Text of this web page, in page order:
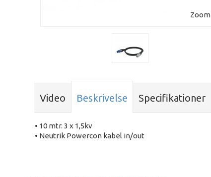
Zoom
Video Beskrivelse Specifikationer
• 10 mtr. 3 x 1,5kv
• Neutrik Powercon kabel in/out